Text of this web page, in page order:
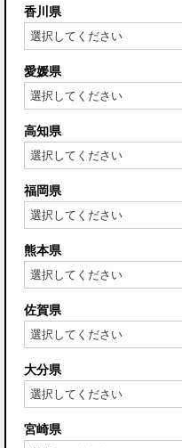
香川県
愛媛県
高知県
福岡県
熊本県
佐賀県
大分県
宮崎県